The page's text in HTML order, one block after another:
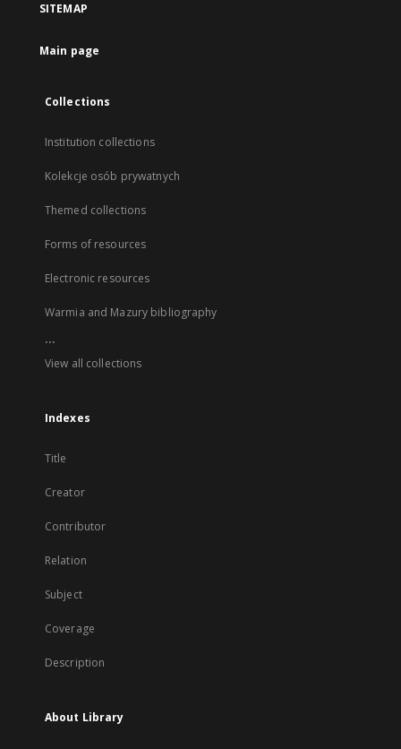
SITEMAP
Main page
Collections
Institution collections
Kolekcje osób prywatnych
Themed collections
Forms of resources
Electronic resources
Warmia and Mazury bibliography
...
View all collections
Indexes
Title
Creator
Contributor
Relation
Subject
Coverage
Description
About Library